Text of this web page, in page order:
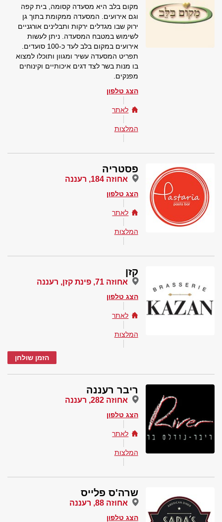
מקום בלב היא מסעדה קסומה, בית קפה
וגם אירועים. המסעדה ממקומת בתוך גן
ירוק שבו מגדלים ירקות ותבלינים אורגניים
לשימוש במטבח המסעדה. ניתן לעשות
אירועים במקום בלב לעד כ-100 סועדים.
תפריט המסעדה עשיר ומגוון ותוכלו למצוא
בו מנות בשר לצד דגים איכותיים וקינוחים
מפנקים.
הצג טלפון
לאתר
המלצות
פסטריה
אחוזה 184, רעננה
הצג טלפון
לאתר
המלצות
קזן
אחוזה 71, פינת קזן, רעננה
הצג טלפון
לאתר
המלצות
הזמן שולחן
ריבר רעננה
אחוזה 282, רעננה
הצג טלפון
לאתר
המלצות
שרה'ס פלייס
אחוזה 88, רעננה
הצג טלפון